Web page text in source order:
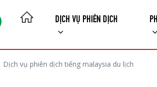
DỊCH VỤ PHIÊN DỊCH
Dịch vụ phiên dịch tiếng malaysia du lịch